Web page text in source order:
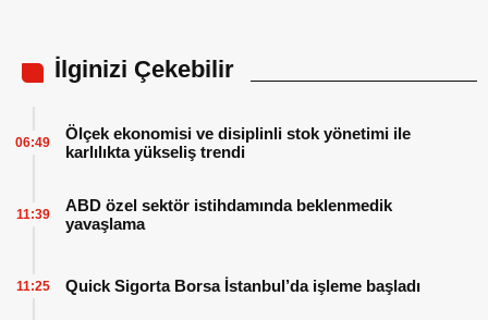
İlginizi Çekebilir
Ölçek ekonomisi ve disiplinli stok yönetimi ile
karlılıkta yükseliş trendi
06:49
ABD özel sektör istihdamında beklenmedik
yavaşlama
11:39
Quick Sigorta Borsa İstanbul’da işleme başladı
11:25